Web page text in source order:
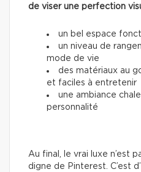
de viser une perfection
un bel espace
un niveau de
mode de vie
des matériaux au
et faciles à entretenir
une ambiance
personnalité
Au final, le vrai luxe n’est
digne de Pinterest. C’est